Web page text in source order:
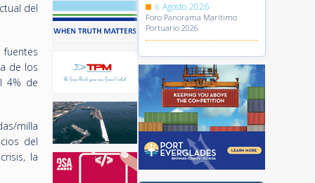
del
de los
4% de
milla
del
la
6 Agosto 2026
Foro Panorama Marítimo
Portuario 2026